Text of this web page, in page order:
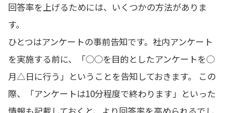
回答率を上げるためには、いくつかの方法がありま
す。
ひとつはアンケートの事前告知です。社内アンケート
を実施する前に、「○○を目的としたアンケートを○
月△日に行う」ということを告知しておきます。 この
際、「アンケートは10分程度で終わります」といった